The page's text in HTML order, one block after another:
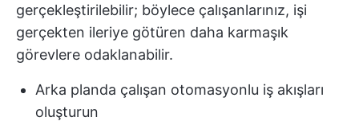
gerçekleştirilebilir; böylece çalışanlarınız, işi
gerçekten ileriye götüren daha karmaşık
görevlere odaklanabilir.
Arka planda çalışan otomasyonlu iş akışları
oluşturun